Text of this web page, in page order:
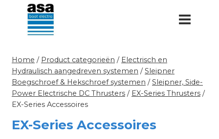
Doorgaan
inhoud
Home / Product categorieën / Electrisch en
Hydraulisch aangedreven systemen / Sleipner
Boegschroef & Hekschroef systemen / Sleipner, Side-
Power Electrische DC Thrusters / EX-Series Thrusters /
EX-Series Accessoires
EX-Series Accessoires